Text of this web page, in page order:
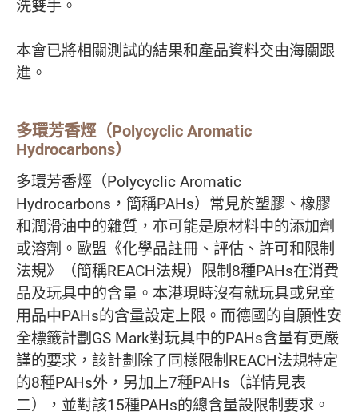
洗雙手。
本會已將相關測試的結果和產品資料交由海關跟
進。
多環芳香烴（Polycyclic Aromatic
Hydrocarbons）
多環芳香烴（Polycyclic Aromatic
Hydrocarbons，簡稱PAHs）常見於塑膠、橡膠
和潤滑油中的雜質，亦可能是原材料中的添加劑
或溶劑。歐盟《化學品註冊、評估、許可和限制
法規》（簡稱REACH法規）限制8種PAHs在消費
品及玩具中的含量。本港現時沒有就玩具或兒童
用品中PAHs的含量設定上限。而德國的自願性安
全標籤計劃GS Mark對玩具中的PAHs含量有更嚴
謹的要求，該計劃除了同樣限制REACH法規特定
的8種PAHs外，另加上7種PAHs（詳情見表
二），並對該15種PAHs的總含量設限制要求。